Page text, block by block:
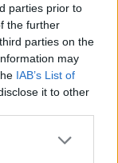
parties prior to
the further
parties on the
may
IAB’s List of
it to other
08:49
ΔΙΑΣ